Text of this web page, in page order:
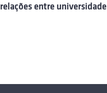
relações entre